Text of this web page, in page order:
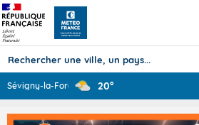
Sévigny-la-Forê ... 20°